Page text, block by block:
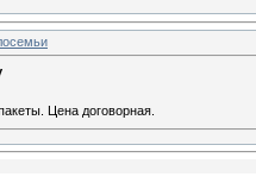
Цена договорная.